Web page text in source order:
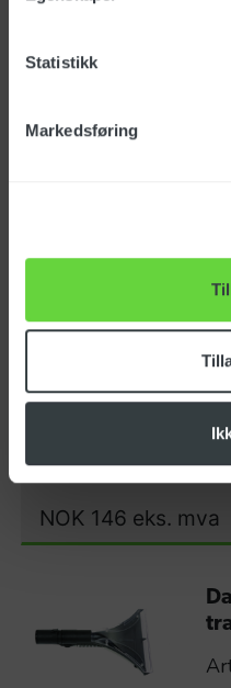
Statistikk
Markedsføring
NOK 146 eks. mva